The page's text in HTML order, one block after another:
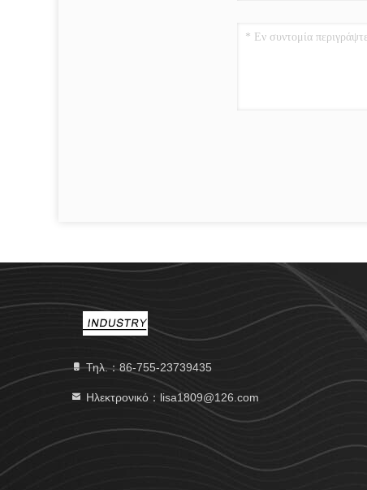
Τηλ.：86-755-23739435
Ηλεκτρονικό：lisa1809@126.com